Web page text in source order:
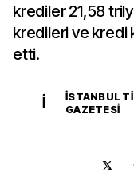
krediler 21,58
kredileri ve kredi
etti.
İ
İSTANBUL
GAZETESI